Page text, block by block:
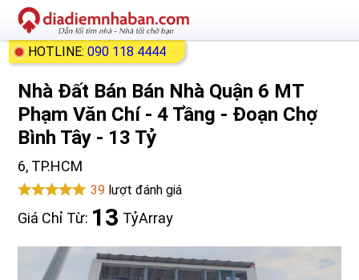
HOTLINE:090 118 4444
Nhà Đất Bán Bán Nhà Quận 6 MT
Phạm Văn Chí - 4 Tầng - Đoạn Chợ
Bình Tây - 13 Tỷ
6, TP.HCM
39 lượt đánh giá
Giá Chỉ Từ: 13 TỷArray